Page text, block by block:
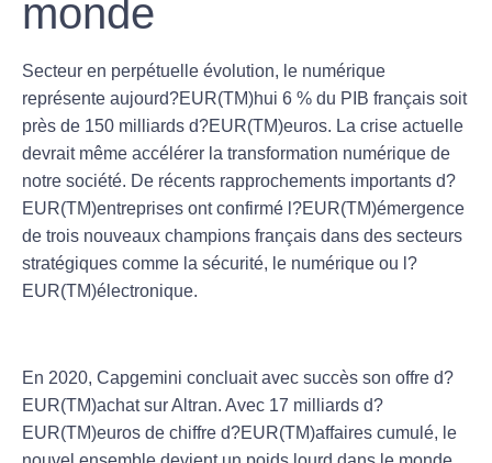
monde
Secteur en perpétuelle évolution, le numérique
représente aujourd?EUR(TM)hui 6 % du PIB français soit
près de 150 milliards d?EUR(TM)euros. La crise actuelle
devrait même accélérer la transformation numérique de
notre société. De récents rapprochements importants d?
EUR(TM)entreprises ont confirmé l?EUR(TM)émergence
de trois nouveaux champions français dans des secteurs
stratégiques comme la sécurité, le numérique ou l?
EUR(TM)électronique.
En 2020, Capgemini concluait avec succès son offre d?
EUR(TM)achat sur Altran. Avec 17 milliards d?
EUR(TM)euros de chiffre d?EUR(TM)affaires cumulé, le